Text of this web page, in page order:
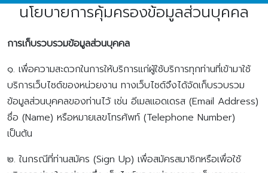
นโยบายการคุ้มครองข้อมูลส่วนบุคคล
การเก็บรวบรวมข้อมูลส่วนบุคคล
๑. เพื่อความสะดวกในการให้บริการแก่ผู้ใช้บริการทุกท่านที่เข้ามาใช้
บริการเว็บไซต์ของหน่วยงาน ทางเว็บไซต์จึงได้จัดเก็บรวบรวม
ข้อมูลส่วนบุคคลของท่านไว้ เช่น อีเมลแอดเดรส (Email Address)
ชื่อ (Name) หรือหมายเลขโทรศัพท์ (Telephone Number)
เป็นต้น
๒. ในกรณีที่ท่านสมัคร (Sign Up) เพื่อสมัครสมาชิกหรือเพื่อใช้